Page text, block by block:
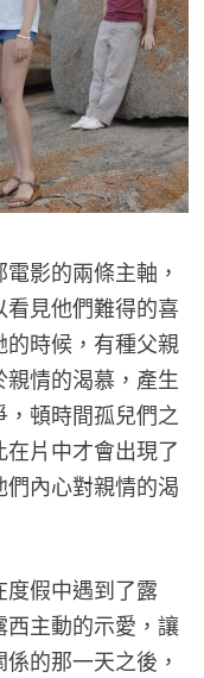
影的兩條主軸，
見他們難得的喜
時候，有種父親
情的渴慕，產生
，頓時間孤兒們之
片中才會出現了
內心對親情的渴
度假中遇到了露
西主動的示愛，讓
的那一天之後，